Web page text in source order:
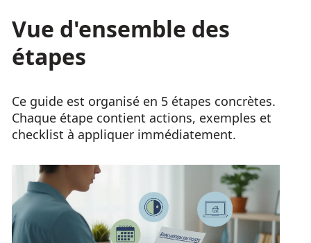
Vue d'ensemble des
étapes
Ce guide est organisé en 5 étapes concrètes.
Chaque étape contient actions, exemples et
checklist à appliquer immédiatement.